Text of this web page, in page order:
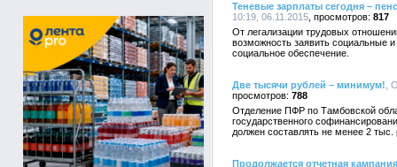
Теневые зарплаты сегодня –
10:19, 06.11.2015
817
От легализации трудовых
возможность заявить социальные
социальное обеспечение.
Две тысячи рублей – минимум! ,
788
Отделение ПФР по Тамбовской
государственного
должен составлять не менее 2 тыс.
Продолжается отчетная